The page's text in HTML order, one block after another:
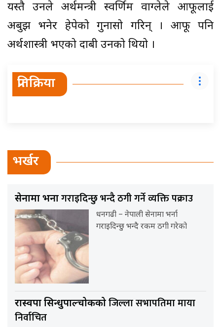
यस्तै उनले अर्थमन्त्री स्वर्णिम वाग्लेले आफूलाई
अबुझ भनेर हेपेको गुनासो गरिन् । आफू पनि
अर्थशास्त्री भएको दाबी उनको थियो ।
प्रतिक्रिया
भर्खर
सेनामा भर्नागराइदिन्छु भन्दै ठगी गर्ने व्यक्ति पक्राउ
धनगढी – नेपाली सेनामा भर्ना
गराइदिन्छु भन्दै रकम ठगी गरेको
रास्वपा सिन्धुपाल्चोककोजिल्ला सभापतिमा माया
निर्वाचित